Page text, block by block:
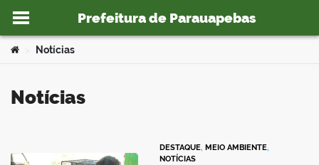
Ir para o conteúdo
Prefeitura de Parauapebas
Você está aqui:
Notícias
Notícias
DESTAQUE, MEIO AMBIENTE,
NOTÍCIAS